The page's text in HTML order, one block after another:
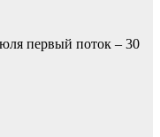
первый поток – 30